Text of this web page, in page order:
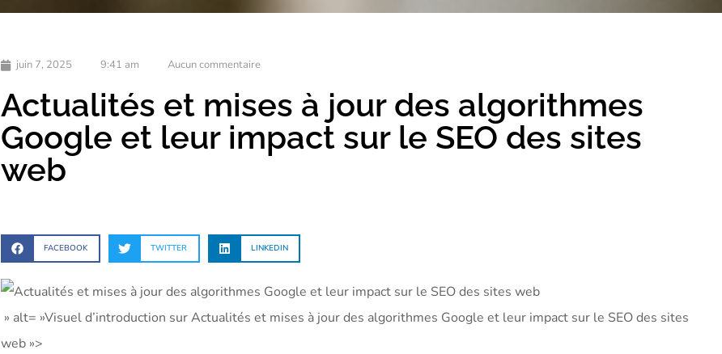
juin 7, 2025 9:41 am Aucun commentaire
Actualités et mises à jour des algorithmes
Google et leur impact sur le SEO des sites
web
FACEBOOK TWITTER LINKEDIN
» alt= »Visuel d’introduction sur Actualités et mises à jour des algorithmes Google et leur impact sur le SEO des sites
web »>